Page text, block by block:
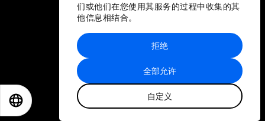
们或他们在您使用其服务的过程中收集的其
他信息相结合。
全部允许
自定义
拒绝
站点地图
世界经济论坛